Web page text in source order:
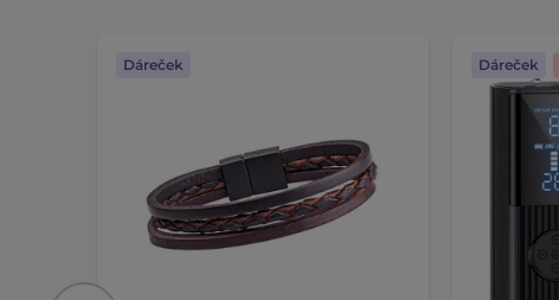
Dáreček Dáreček